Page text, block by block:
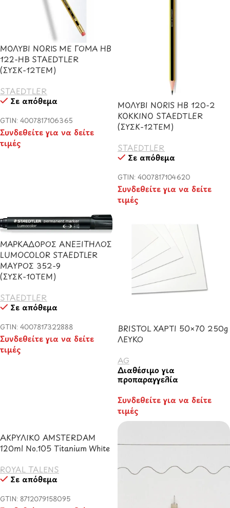
ΜΟΛΥΒΙ NORIS ΜΕ ΓΟΜΑ HB
122-HB STAEDTLER
(ΣΥΣΚ-12ΤΕΜ)
STAEDTLER
Σε απόθεμα
GTIN: 4007817106365
Συνδεθείτε για να δείτε
τιμές
ΜΟΛΥΒΙ NORIS HB 120-2
ΚΟΚΚΙΝΟ STAEDTLER
(ΣΥΣΚ-12ΤΕΜ)
STAEDTLER
Σε απόθεμα
GTIN: 4007817104620
Συνδεθείτε για να δείτε
τιμές
ΜΑΡΚΑΔΟΡΟΣ ΑΝΕΞΙΤΗΛΟΣ
LUMOCOLOR STAEDTLER
ΜΑΥΡΟΣ 352-9
(ΣΥΣΚ-10ΤΕΜ)
STAEDTLER
Σε απόθεμα
GTIN: 4007817322888
Συνδεθείτε για να δείτε
τιμές
BRISTOL ΧΑΡΤΙ 50×70 250g
ΛΕΥΚΟ
AG
Διαθέσιμο για
προπαραγγελία
Συνδεθείτε για να δείτε
τιμές
ΑΚΡΥΛΙΚΟ AMSTERDAM
120ml No.105 Titanium White
ROYAL TALENS
Σε απόθεμα
GTIN: 8712079158095